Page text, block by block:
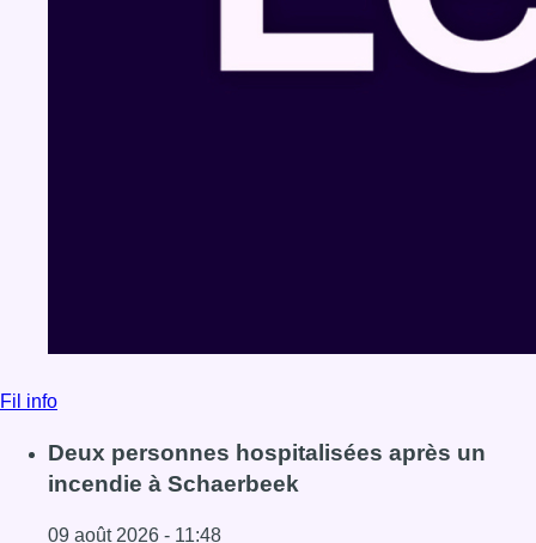
Fil info
Deux personnes hospitalisées après un
incendie à Schaerbeek
09 août 2026 - 11:48